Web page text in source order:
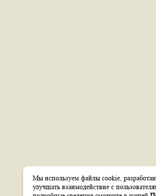
Мы используем файлы cookie,
улучшать взаимодействие с